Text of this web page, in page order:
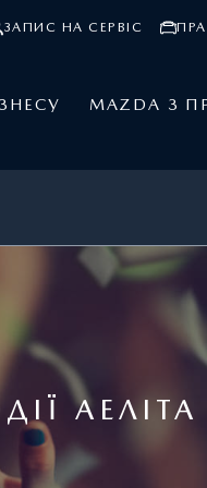
ЗАПИС НА СЕРВІС
MAZDA З
АЕЛІТА